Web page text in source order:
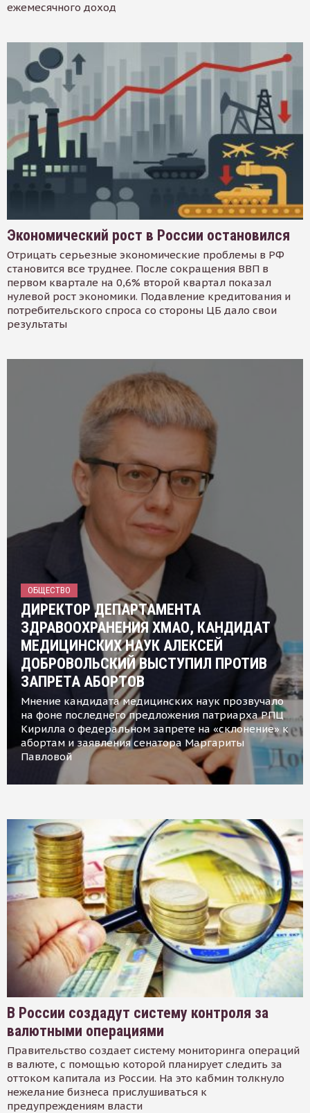
ежемесячного доход
Экономический рост в России остановился
Отрицать серьезные экономические проблемы в РФ
становится все труднее. После сокращения ВВП в
первом квартале на 0,6% второй квартал показал
нулевой рост экономики. Подавление кредитования и
потребительского спроса со стороны ЦБ дало свои
результаты
ОБЩЕСТВО
ДИРЕКТОР ДЕПАРТАМЕНТА
ЗДРАВООХРАНЕНИЯ ХМАО, КАНДИДАТ
МЕДИЦИНСКИХ НАУК АЛЕКСЕЙ
ДОБРОВОЛЬСКИЙ ВЫСТУПИЛ ПРОТИВ
ЗАПРЕТА АБОРТОВ
Мнение кандидата медицинских наук прозвучало
на фоне последнего предложения патриарха РПЦ
Кирилла о федеральном запрете на «склонение» к
абортам и заявления сенатора Маргариты
Павловой
В России создадут систему контроля за
валютными операциями
Правительство создает систему мониторинга операций
в валюте, с помощью которой планирует следить за
оттоком капитала из России. На это кабмин толкнуло
нежелание бизнеса прислушиваться к
предупреждениям власти